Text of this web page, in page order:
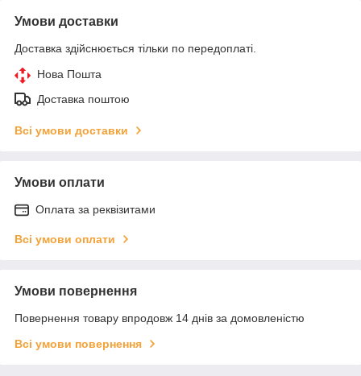
Умови доставки
Доставка здійснюється тільки по передоплаті.
Нова Пошта
Доставка поштою
Всі умови доставки
Умови оплати
Оплата за реквізитами
Всі умови оплати
Умови повернення
Повернення товару впродовж 14 днів за домовленістю
Всі умови повернення